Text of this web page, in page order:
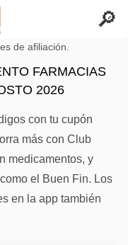
de afiliación.
FARMACIAS
2026
con tu cupón
más con Club
medicamentos, y
el Buen Fin. Los
en la app también